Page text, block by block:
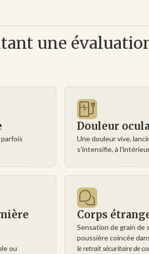
une
Douleur
Une douleur vive,
s'intensifie, à
ou
Corps
Sensation de grain de
poussière coincée
le retrait sécuritaire de